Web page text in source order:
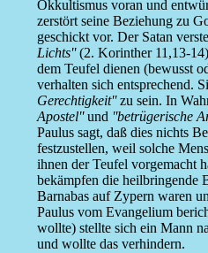
Okkultismus voran und
zerstört seine Beziehung zu
geschickt vor. Der Satan
Lichts''(2. Korinther 11,13-
dem Teufel dienen (bewusst
verhalten sich entsprechend.
Gerechtigkeit''zu sein. In
Apostel''und ''betrügerische
Paulus sagt, daß dies nichts
festzustellen, weil solche
ihnen der Teufel vorgemacht
bekämpfen die heilbringende
Barnabas auf Zypern waren
Paulus vom Evangelium
wollte) stellte sich ein Mann
und wollte das verhindern.